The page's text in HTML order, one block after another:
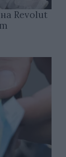
Revolut